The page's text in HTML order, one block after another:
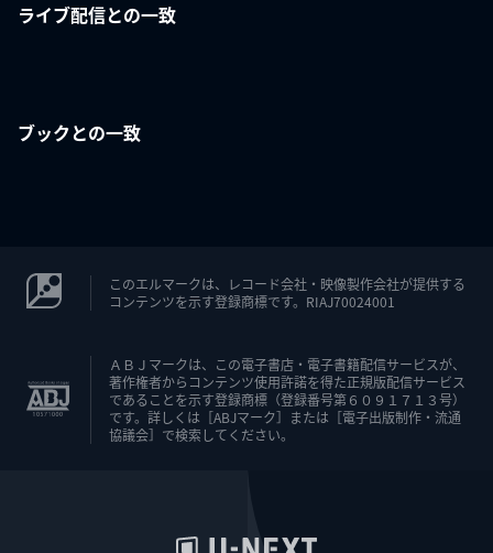
ライブ配信との一致
ブックとの一致
このエルマークは、レコード会社・映像製作会社が提供する
コンテンツを示す登録商標です。RIAJ70024001
ＡＢＪマークは、この電子書店・電子書籍配信サービスが、
著作権者からコンテンツ使用許諾を得た正規版配信サービス
であることを示す登録商標（登録番号第６０９１７１３号）
です。詳しくは［ABJマーク］または［電子出版制作・流通
協議会］で検索してください。